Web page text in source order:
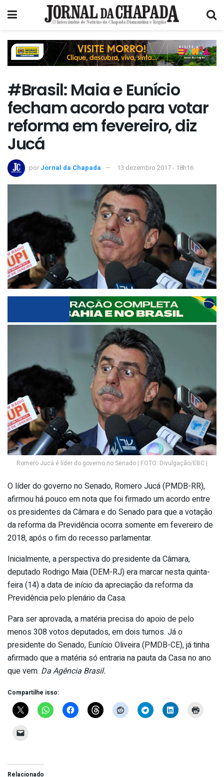
#Brasil: Maia e Eunício
fecham acordo para votar
reforma em fevereiro, diz
Jucá
por Jornal da Chapada 13 dezembro 2017 - 18h16
Romero Jucá é líder do governo no Senado | FOTO: Divulgação/EBC |
O líder do governo no Senado, Romero Jucá (PMDB-RR),
afirmou há pouco em nota que foi firmado um acordo entre
os presidentes da Câmara e do Senado para que a votação
da reforma da Previdência ocorra somente em fevereiro de
2018, após o fim do recesso parlamentar.
Inicialmente, a perspectiva do presidente da Câmara,
deputado Rodrigo Maia (DEM-RJ) era marcar nesta quinta-
feira (14) a data de início da apreciação da reforma da
Previdência pelo plenário da Casa.
Para ser aprovada, a matéria precisa do apoio de pelo
menos 308 votos deputados, em dois turnos. Já o
presidente do Senado, Eunício Oliveira (PMDB-CE), já tinha
afirmado que a matéria só entraria na pauta da Casa no ano
que vem. Da Agência Brasil.
Compartilhe isso:
Relacionado